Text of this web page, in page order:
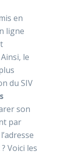
en
ligne
le
du SIV
son
par
Voici les